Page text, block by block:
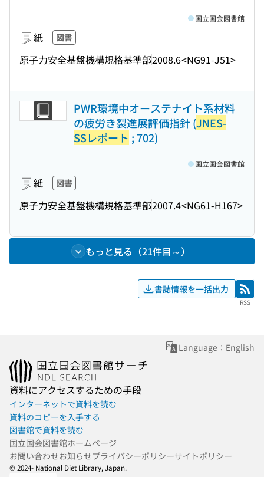
紙 図書
原子力安全基盤機構規格基準部2008.6<NG91-J51>
国立国会図書館
PWR環境中オーステナイト系材料
の疲労き裂進展評価指針 (JNES-
SSレポート ; 702)
紙 図書
原子力安全基盤機構規格基準部2007.4<NG61-H167>
国立国会図書館
もっと見る（21件目～）
書誌情報を一括出力 RSS
RSS
Language：English
資料にアクセスするための手段
インターネットで資料を読む
資料のコピーを入手する
図書館で資料を読む
国立国会図書館ホームページ
お問い合わせお知らせプライバシーポリシーサイトポリシー
© 2024- National Diet Library, Japan.